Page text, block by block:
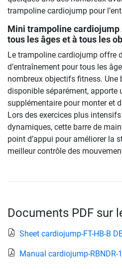
trampoline cardiojump pour
Mini trampoline cardiojump
tous les âges et à tous les
Le trampoline cardiojump offre
d’entraînement pour tous les
nombreux objectifs fitness. Une
disponible séparément, apporte
supplémentaire pour monter et
Lors des exercices plus
dynamiques, cette barre de
point d’appui pour améliorer la
meilleur contrôle des
Documents PDF sur
Sheet cardiojump-FT-HB-B
Manual cardiojump-RBNDR-